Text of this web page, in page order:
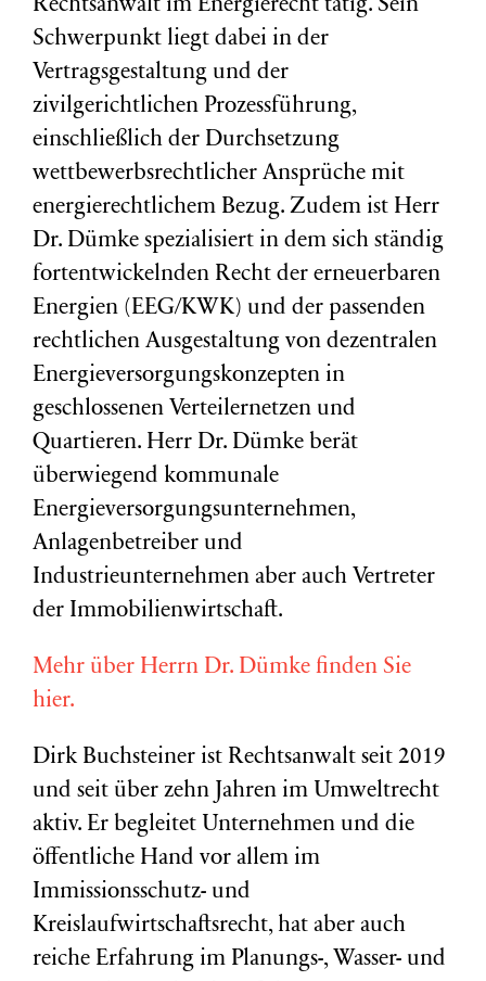
Rechtsanwalt im Energierecht tätig. Sein
Schwerpunkt liegt dabei in der
Vertragsgestaltung und der
zivilgerichtlichen Prozessführung,
einschließlich der Durchsetzung
wettbewerbsrechtlicher Ansprüche mit
energierechtlichem Bezug. Zudem ist Herr
Dr. Dümke spezialisiert in dem sich ständig
fortentwickelnden Recht der erneuerbaren
Energien (EEG/KWK) und der passenden
rechtlichen Ausgestaltung von dezentralen
Energieversorgungskonzepten in
geschlossenen Verteilernetzen und
Quartieren. Herr Dr. Dümke berät
überwiegend kommunale
Energieversorgungsunternehmen,
Anlagenbetreiber und
Industrieunternehmen aber auch Vertreter
der Immobilienwirtschaft.
Mehr über Herrn Dr. Dümke finden Sie
hier.
Dirk Buchsteiner ist Rechtsanwalt seit 2019
und seit über zehn Jahren im Umweltrecht
aktiv. Er begleitet Unternehmen und die
öffentliche Hand vor allem im
Immissionsschutz- und
Kreislaufwirtschaftsrecht, hat aber auch
reiche Erfahrung im Planungs-, Wasser- und